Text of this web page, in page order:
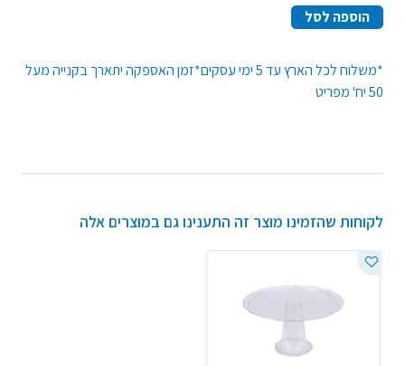
הוספה לסל
*משלוח לכל הארץ עד 5 ימי עסקים*זמן האספקה יתארך בקנייה מעל
50 יח' מפריט
לקוחות שהזמינו מוצר זה התענינו גם במוצרים אלה